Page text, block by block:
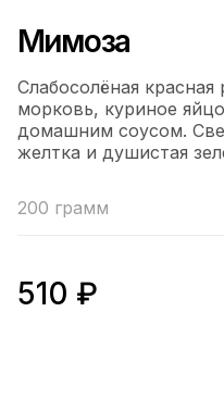
Мимоза
Слабосолёная
морковь, куриное
домашним соусом.
желтка и душистая
200 грамм
510 ₽